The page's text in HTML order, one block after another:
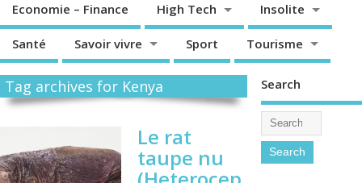
Economie – Finance High Tech Insolite
Santé Savoir vivre Sport Tourisme
Tag archives for Kenya
Le rat
taupe nu
Search